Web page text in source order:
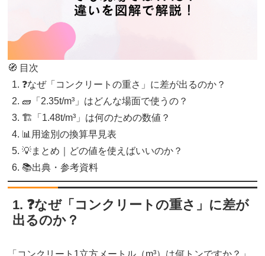
🧭 目次
❓なぜ「コンクリートの重さ」に差が出るのか？
🧱「2.35t/m³」はどんな場面で使うの？
🏗️「1.48t/m³」は何のための数値？
📊用途別の換算早見表
💡まとめ｜どの値を使えばいいのか？
📚出典・参考資料
1. ❓なぜ「コンクリートの重さ」に差が
出るのか？
「コンクリート1立方メートル（m³）は何トンですか？」